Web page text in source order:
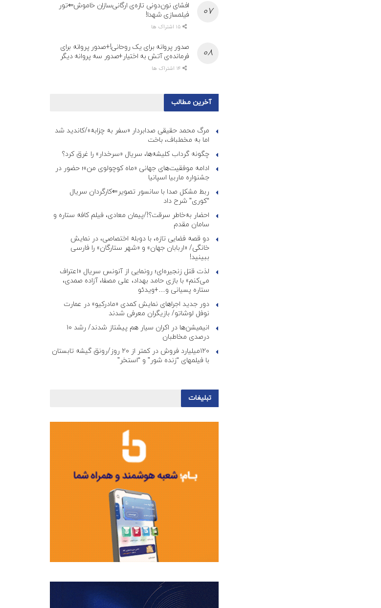
افشای نون‌دونی تازه‌ی ارگانی‌سازان خاموش⇐تور
فیلمسازی شهدا!
صدور پروانه برای یک روحانی!+صدور پروانه برای
فرمانده‌ی آتش به اختیار+صدور سه پروانه دیگر
آخرین مطالب
مرگ محمد حقیقی صدابردار «سفر به چزابه»/کاندید شد
اما به مخملباف، باخت
چگونه گرداب کلیشه‌ها، سریال «سرخدار» را غرق کرد؟
ادامه موفقیت‌های جهانی «ماه کوچولوی من»؛ حضور در
جشنواره ماربیا اسپانیا
ربط مشکل صدا با سانسور تصویر⇐کارگردان سریال
“کوری” شرح داد
احضار به‌خاطر سرقت؟!/پیمان معادی، فیلم کافه ستاره و
سامان مقدم
دو قصه فضایی تازه، با دوبله اختصاصی، در نمایش
خانگی/ «اربابان جهان» و «شهر ستارگان» را فارسی
ببینید!
لذت قتل زنجیره‌ای؛ رونمایی از آنونس سریال «اعتراف
می‌کنم» با بازی حامد بهداد، علی مصفا، آزاده صمدی،
ستاره پسیانی و…+ویدئو
دور جدید اجراهای نمایش کمدی «مادرکیو» در عمارت
نوفل لوشاتو/ بازیگران معرفی شدند
انیمیشن‌ها در اکران سیار هم پیشتاز شدند/ رشد ۱۰
درصدی مخاطبان
۱۲۰میلیارد فروش در کمتر از ۲۰ روز/رونق گیشه تابستان
با فیلمهای “زنده شور” و “استخر”
تبلیغات